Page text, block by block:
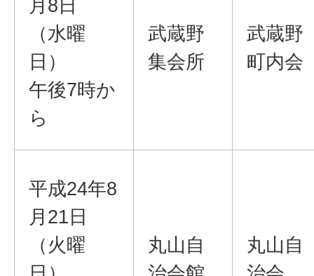
月8日
（水曜
日）
午後7時か
ら
武蔵野
集会所
武蔵野
町内会
平成24年8
月21日
（火曜
丸山自
丸山自